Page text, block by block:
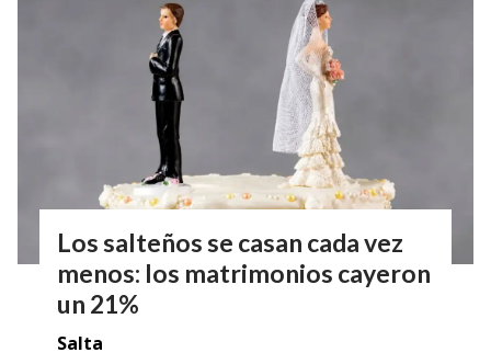
Los salteños se casan cada vez
menos: los matrimonios cayeron
un 21%
Salta